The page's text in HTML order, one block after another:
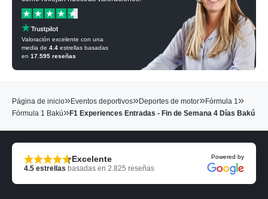
Valoración excelente con una
media de 4.4 estrellas basadas
en 17.595 reseñas
Página de inicio»Eventos deportivos»Deportes de motor»Fórmula 1»
Fórmula 1 Bakú»F1 Experiences Entradas - Fin de Semana 4 Días Bakú
Excelente
4.5 estrellas basadas en 2.825 reseñas
Powered by